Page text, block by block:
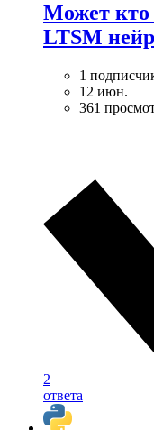
Может кто
LTSM
1
12 июн.
361
2
ответа